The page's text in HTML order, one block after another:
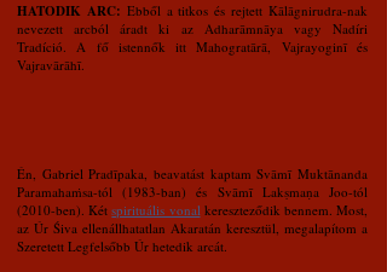
HATODIK ARC: Ebből a titkos és rejtett Kālāgnirudra-nak
nevezett arcból áradt ki az Adharāmnāya vagy Nadíri
Tradíció. A fő istennők itt Mahogratārā, Vajrayoginī és
Vajravārāhī.
Én, Gabriel Pradīpaka, beavatást kaptam Svāmī Muktānanda
Paramahaṁsa-tól (1983-ban) és Svāmī Lakṣmaṇa Joo-tól
(2010-ben). Kétspirituális vonal kereszteződik bennem. Most,
az Úr Śiva ellenállhatatlan Akaratán keresztül, megalapítom a
Szeretett Legfelsőbb Úr hetedik arcát.